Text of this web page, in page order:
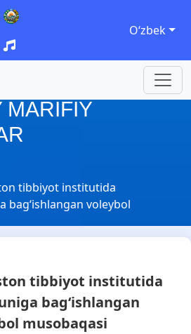
Oʻzbek
MARIFIY
tibbiyot institutida
bag‘ishlangan voleybol
tibbiyot institutida
bag‘ishlangan
musobaqasi